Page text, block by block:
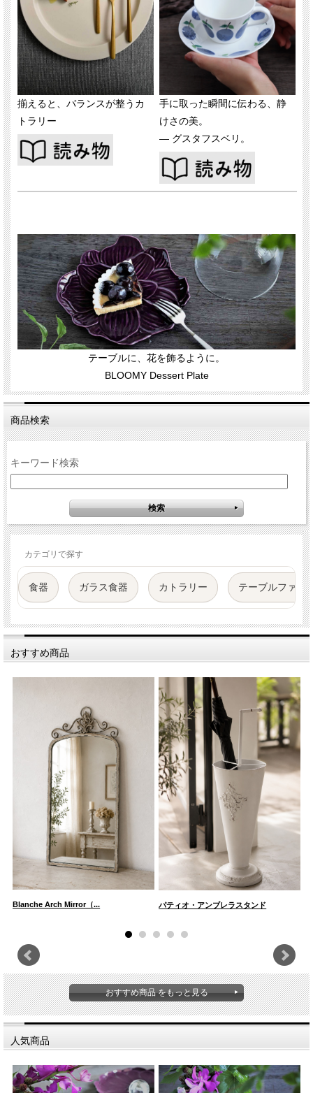
揃えると、バランスが整うカ
トラリー
手に取った瞬間に伝わる、静
けさの美。
― グスタフスベリ。
テーブルに、花を飾るように。
BLOOMY Dessert Plate
商品検索
キーワード検索
カテゴリで探す
食器 ガラス食器 カトラリー テーブルファブ
おすすめ商品
Blanche Arch Mirror（... パティオ・アンブレラスタンド
おすすめ商品 をもっと見る
人気商品